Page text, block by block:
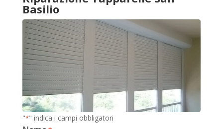
Basilio
"*" indica i campi obbligatori